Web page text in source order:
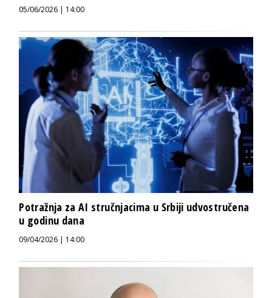
05/06/2026 | 14:00
Potražnja za AI stručnjacima u Srbiji udvostručena
u godinu dana
09/04/2026 | 14:00